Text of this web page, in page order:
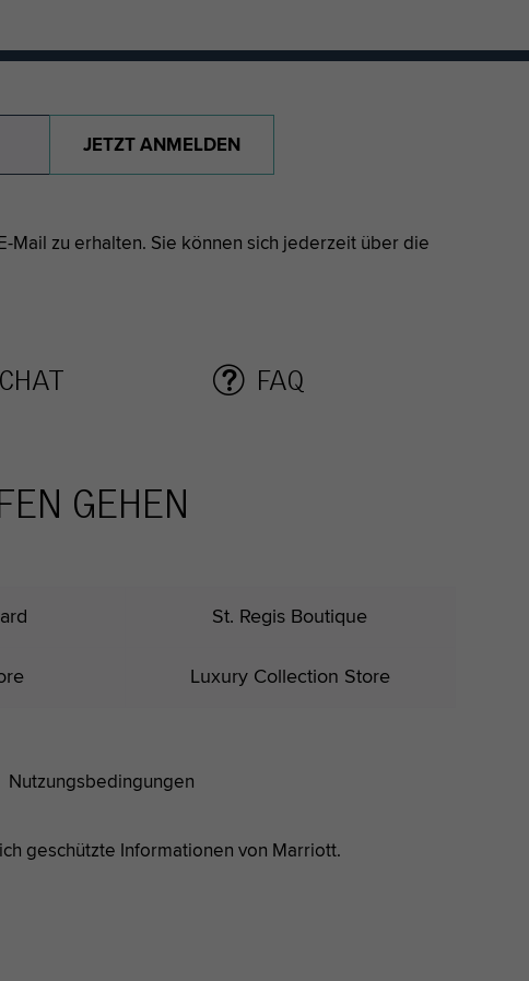
JETZT ANMELDEN
Mail zu erhalten. Sie können sich jederzeit über die
CHAT FAQ
GEHEN
St. Regis Boutique
Luxury Collection Store
Nutzungsbedingungen
geschützte Informationen von Marriott.